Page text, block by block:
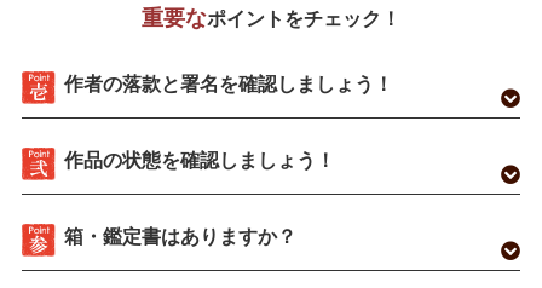
重要なポイントをチェック！
作者の落款と署名を確認しましょう！
作品の状態を確認しましょう！
箱・鑑定書はありますか？